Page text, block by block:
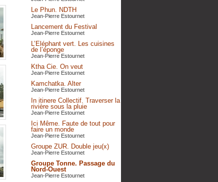
Le Phun. NDTH
Jean-Pierre Estournet
Lancement du Festival
Jean-Pierre Estournet
L’Eléphant vert. Les cuisines
de l’éponge
Jean-Pierre Estournet
Ktha Cie. On veut
Jean-Pierre Estournet
Kamchatka. Alter
Jean-Pierre Estournet
In itinere Collectif. Traverser la
rivière sous la pluie
Jean-Pierre Estournet
Ici Même. Faute de tout pour
faire un monde
Jean-Pierre Estournet
Groupe ZUR. Double jeu(x)
Jean-Pierre Estournet
Groupe Tonne. Passage du
Nord-Ouest
Jean-Pierre Estournet